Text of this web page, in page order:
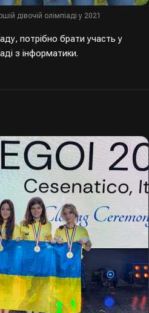
дівочій олімпіаді у 2021
потрібно брати участь у
з інформатики.